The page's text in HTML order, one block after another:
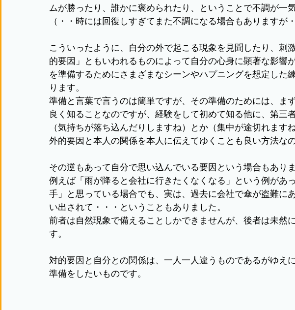
ムが勝ったり、誰かに褒められたり、ということで不調が一
（・・時には回復しすぎてまた不調になる場合もありますが・
こういったように、自分の外で起こる現象を見聞したり、刺
的要因」ともいわれるものによって自分の心身に顕著な影響
を準備するためにさまざまなシーンやハプニングを想定した
ります。
準備と言葉で言うのは簡単ですが、その準備のためには、ま
良く知ることなのですが、経験をして初めて知る他に、第三
（気持ちが落ち込んだりしますね）とか（集中が途切れます
外的要因と本人の関係を本人に伝えてゆくことも良い方法な
その逆もあって自分で思い込んでいる要因という場合もありま
例えば「雨が降ると会社に行きたくなくなる」という例があ
手」と思っている場合でも、実は、過去に会社で傘が盗難に
い出されて・・・ということもありました。
前者は自然現象で備えることしかできませんが、後者は未然
す。
対的要因と自分との関係は、一人一人違うものであるがゆえ
準備をしたいものです。